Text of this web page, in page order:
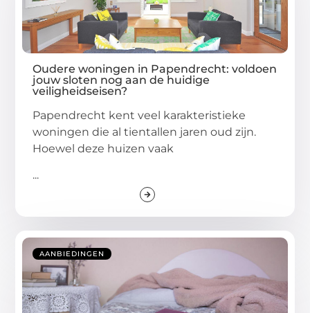
Oudere woningen in Papendrecht: voldoen
jouw sloten nog aan de huidige
veiligheidseisen?
Papendrecht kent veel karakteristieke
woningen die al tientallen jaren oud zijn.
Hoewel deze huizen vaak
...
AANBIEDINGEN